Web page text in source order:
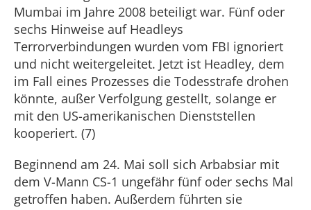
Mumbai im Jahre 2008 beteiligt war. Fünf oder
sechs Hinweise auf Headleys
Terrorverbindungen wurden vom FBI ignoriert
und nicht weitergeleitet. Jetzt ist Headley, dem
im Fall eines Prozesses die Todesstrafe drohen
könnte, außer Verfolgung gestellt, solange er
mit den US-amerikanischen Dienststellen
kooperiert. (7)
Beginnend am 24. Mai soll sich Arbabsiar mit
dem V-Mann CS-1 ungefähr fünf oder sechs Mal
getroffen haben. Außerdem führten sie